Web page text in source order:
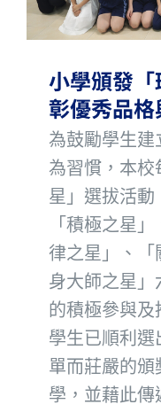
小學頒發
彰優秀品
為鼓勵學生建
為習慣，本校
星」選拔活動
「積極之星
律之星」、「
身大師之星」
的積極參與及
學生已順利選
單而莊嚴的頒
學，並藉此傳